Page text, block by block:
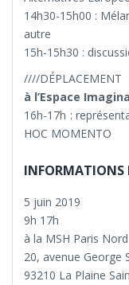
14h30-15h00 :
autre
15h-15h30 :
////DÉPLACEMENT
à l’Espace
16h-17h :
HOC MOMENTO
INFORMATIONS
5 juin 2019
9h 17h
à la MSH Paris Nord
20, avenue George
93210 La Plaine